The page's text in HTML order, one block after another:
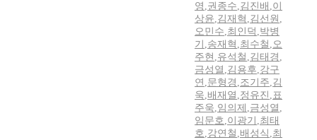
영 ,권종수,김진배 ,이
상윤,김재혁 ,김선원 ,
오민수,최인덕 ,박병
기 ,송재혁 ,최수철 ,오
주현 ,유석철 ,김태경 ,
금성열 ,김용후,강구
연 ,문형경 ,조기주,김
욱,배재열 ,정유진 ,표
주욱,임의제 ,금성열 ,
임문호,이광기 ,최태
호,강연철 ,배성식 ,최